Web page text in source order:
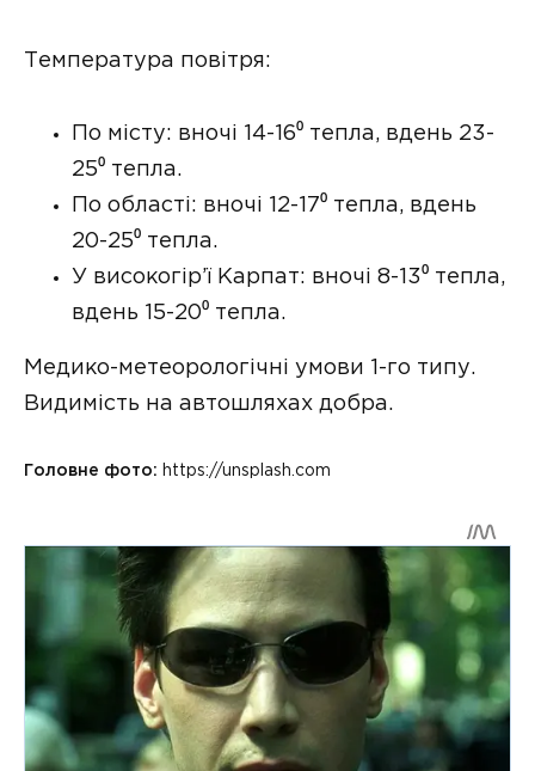
Температура повітря:
По місту: вночі 14-16⁰ тепла, вдень 23-
25⁰ тепла.
По області: вночі 12-17⁰ тепла, вдень
20-25⁰ тепла.
У високогір’ї Карпат: вночі 8-13⁰ тепла,
вдень 15-20⁰ тепла.
Медико-метеорологічні умови 1-го типу.
Видимість на автошляхах добра.
Головне фото: https://unsplash.com